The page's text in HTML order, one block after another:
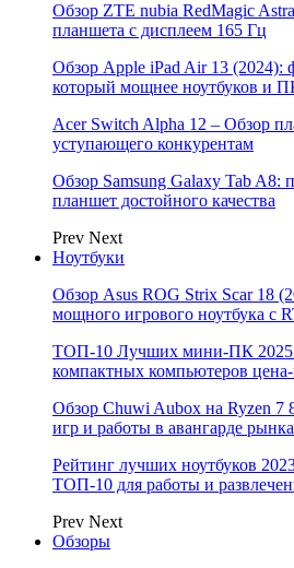
Обзор ZTE nubia RedMagic
планшета с дисплеем 165 Гц
Обзор Apple iPad Air 13 (2024):
который мощнее ноутбуков и
Acer Switch Alpha 12 – Обзор
уступающего конкурентам
Обзор Samsung Galaxy Tab A8:
планшет достойного качества
Prev Next
Ноутбуки
Обзор Asus ROG Strix Scar 18
мощного игрового ноутбука с
ТОП-10 Лучших мини-ПК 2025
компактных компьютеров цена-
Обзор Chuwi Aubox на Ryzen
игр и работы в авангарде рынка
Рейтинг лучших ноутбуков
ТОП-10 для работы и
Prev Next
Обзоры